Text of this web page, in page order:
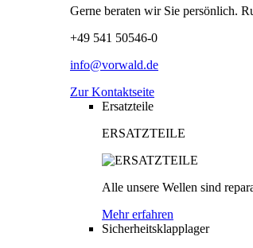
Gerne beraten wir Sie persönlich.
+49 541 50546-0
info@vorwald.de
Zur Kontaktseite
Ersatzteile
ERSATZTEILE
Alle unsere Wellen sind
Mehr erfahren
Sicherheitsklapplager